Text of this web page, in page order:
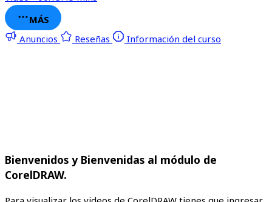
MÁS
Anuncios
Reseñas Información del curso
Bienvenidos y Bienvenidas al módulo de
CorelDRAW.